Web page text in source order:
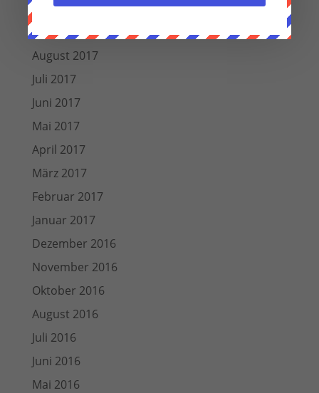
November 2017
Oktober 2017
August 2017
Juli 2017
Juni 2017
Mai 2017
April 2017
März 2017
Februar 2017
Januar 2017
Dezember 2016
November 2016
Oktober 2016
August 2016
Juli 2016
Juni 2016
Mai 2016